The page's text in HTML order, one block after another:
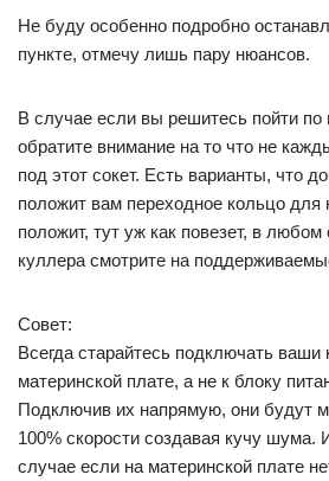
Не буду особенно подробно
пункте, отмечу лишь пару нюансов.
В случае если вы решитесь пойти по
обратите внимание на то что не
под этот сокет. Есть варианты, что
положит вам переходное кольцо для
положит, тут уж как повезет, в
куллера смотрите на
Совет:
Всегда старайтесь подключать
материнской плате, а не к блоку
Подключив их напрямую, они будут
100% скорости создавая кучу шума.
случае если на материнской плате